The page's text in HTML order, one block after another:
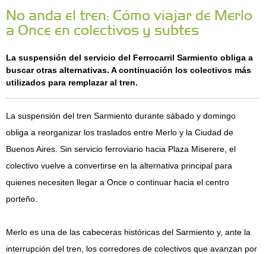
No anda el tren: Cómo viajar de Merlo
a Once en colectivos y subtes
La suspensión del servicio del Ferrocarril Sarmiento obliga a
buscar otras alternativas. A continuación los colectivos más
utilizados para remplazar al tren.
La suspensión del tren Sarmiento durante sábado y domingo
obliga a reorganizar los traslados entre Merlo y la Ciudad de
Buenos Aires. Sin servicio ferroviario hacia Plaza Miserere, el
colectivo vuelve a convertirse en la alternativa principal para
quienes necesiten llegar a Once o continuar hacia el centro
porteño.
Merlo es una de las cabeceras históricas del Sarmiento y, ante la
interrupción del tren, los corredores de colectivos que avanzan por